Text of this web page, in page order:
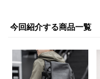
今回紹介する商品一覧